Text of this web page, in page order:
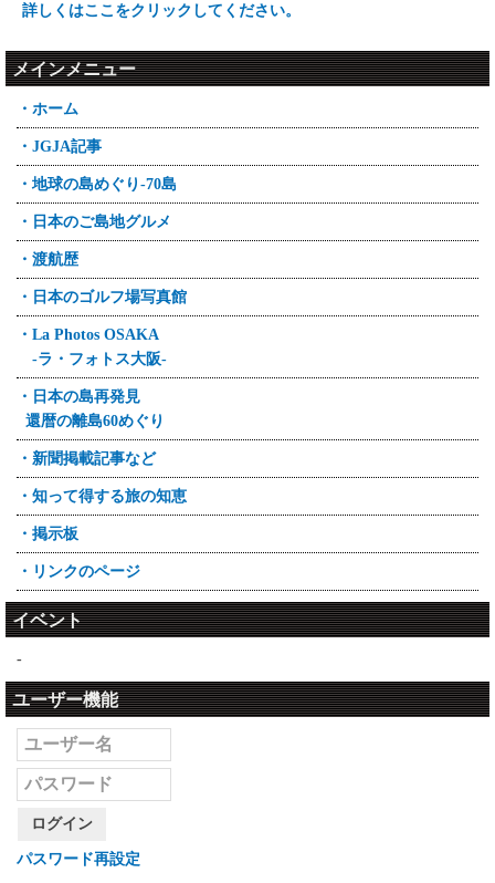
詳しくはここをクリックしてください。
メインメニュー
・ホーム
・JGJA記事
・地球の島めぐり-70島
・日本のご島地グルメ
・渡航歴
・日本のゴルフ場写真館
・La Photos OSAKA
-ラ・フォトス大阪-
・日本の島再発見
還暦の離島60めぐり
・新聞掲載記事など
・知って得する旅の知恵
・掲示板
・リンクのページ
イベント
-
ユーザー機能
ログイン
パスワード再設定